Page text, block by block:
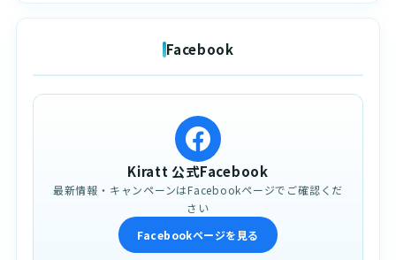
Facebook
Kiratt 公式Facebook
最新情報・キャンペーンはFacebookページでご確認くだ
さい
Facebookページを見る